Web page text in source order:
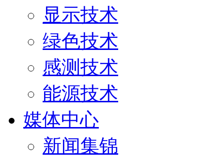
显示技术
绿色技术
感测技术
能源技术
媒体中心
新闻集锦